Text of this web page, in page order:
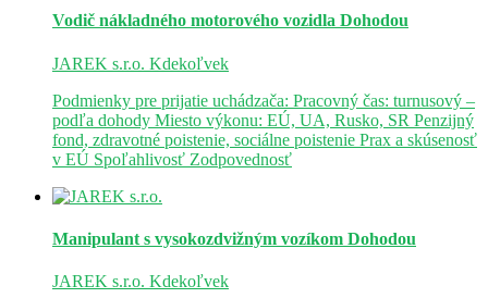
Vodič nákladného motorového vozidla Dohodou
JAREK s.r.o. Kdekoľvek
Podmienky pre prijatie uchádzača: Pracovný čas: turnusový –
podľa dohody Miesto výkonu: EÚ, UA, Rusko, SR Penzijný
fond, zdravotné poistenie, sociálne poistenie Prax a skúsenosť
v EÚ Spoľahlivosť Zodpovednosť
Manipulant s vysokozdvižným vozíkom Dohodou
JAREK s.r.o. Kdekoľvek